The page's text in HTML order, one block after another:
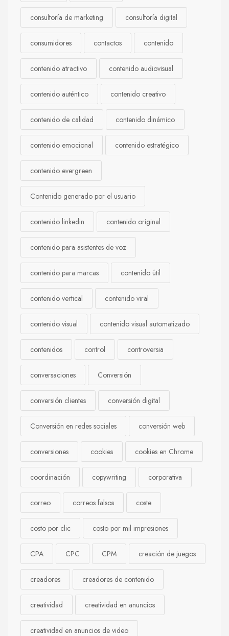
consultoría de marketing consultoría digital
consumidores contactos contenido
contenido atractivo contenido audiovisual
contenido auténtico contenido creativo
contenido de calidad contenido dinámico
contenido emocional contenido estratégico
contenido evergreen
Contenido generado por el usuario
contenido linkedin contenido original
contenido para asistentes de voz
contenido para marcas contenido útil
contenido vertical contenido viral
contenido visual contenido visual automatizado
contenidos control controversia
conversaciones Conversión
conversión clientes conversión digital
Conversión en redes sociales conversión web
conversiones cookies cookies en Chrome
coordinación copywriting corporativa
correo correos falsos coste
costo por clic costo por mil impresiones
CPA CPC CPM creación de juegos
creadores creadores de contenido
creatividad creatividad en anuncios
creatividad en anuncios de video